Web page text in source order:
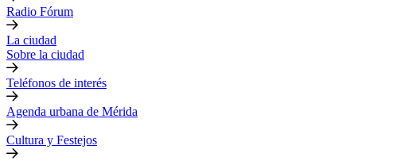
Radio Fórum
La ciudad
Sobre la ciudad
Teléfonos de interés
Agenda urbana de Mérida
Cultura y Festejos